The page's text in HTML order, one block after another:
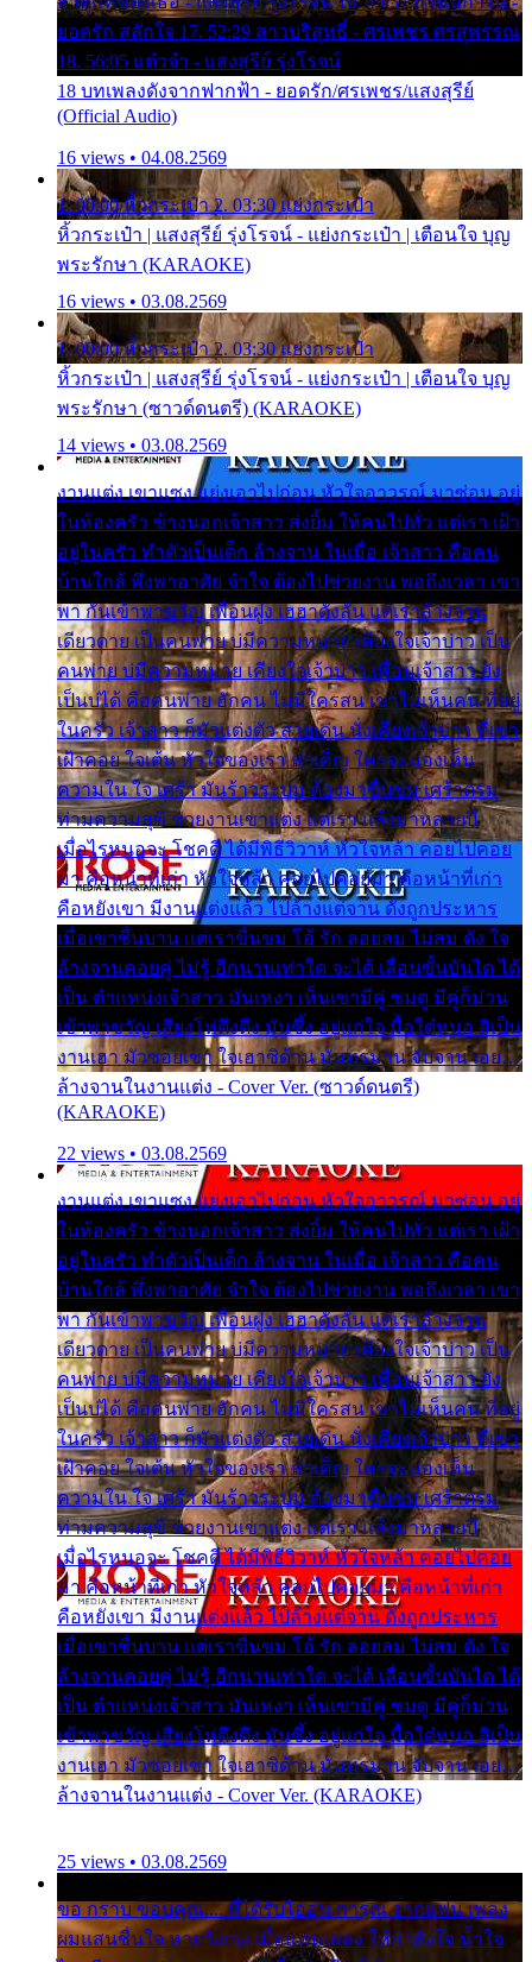
ยอดรัก สลักใจ 17. 52:29 สาวบริสุทธิ์ - ศรเพชร ศรสุพรรณ
18. 56:05 แต๋วจ๋า - แสงสุรีย์ รุ่งโรจน์
18 บทเพลงดังจากฟากฟ้า - ยอดรัก/ศรเพชร/แสงสุรีย์
(Official Audio)
16 views • 04.08.2569
1. 00:00 หิ้วกระเป๋า 2. 03:30 แย่งกระเป๋า
หิ้วกระเป๋า | แสงสุรีย์ รุ่งโรจน์ - แย่งกระเป๋า | เตือนใจ บุญ
พระรักษา (KARAOKE)
16 views • 03.08.2569
1. 00:00 หิ้วกระเป๋า 2. 03:30 แย่งกระเป๋า
หิ้วกระเป๋า | แสงสุรีย์ รุ่งโรจน์ - แย่งกระเป๋า | เตือนใจ บุญ
พระรักษา (ซาวด์ดนตรี) (KARAOKE)
14 views • 03.08.2569
งานแต่ง เขาแซง แย่งเอาไปก่อน หัวใจอาวรณ์ มาซ่อน อยู่
ในห้องครัว ข้างนอกเจ้าสาว ส่งยิ้ม ให้คนไปทั่ว แต่เรา เฝ้า
อยู่ในครัว ทำตัวเป็นเด็ก ล้างจาน ในเมื่อ เจ้าสาว คือคน
บ้านใกล้ พึ่งพาอาศัย จำใจ ต้องไปช่วยงาน พอถึงเวลา เขา
พา กันเข้าพาขวัญ เพื่อนฝูง เฮฮาดังลั่น แต่เราล้างจาน
เดียวดาย เป็นคนพ่าย บ่มีความหมาย เคียงใจเจ้าบ่าว เป็น
คนพ่าย บ่มีความหมาย เคียงใจเจ้าบ่าว เพื่อนเจ้าสาว ยัง
เป็นบ่ได้ คือคนพ่าย ฮักคน ไม่มีใครสน เขาไม่เห็นคน ที่อยู่
ในครัว เจ้าสาว ก็มัวแต่งตัว สวยเด่น นั่งเคียงเจ้าบ่าว ที่เขา
เฝ้าคอย ใจเต้น หัวใจของเรา ลำเค็ญ ใครจะมองเห็น
ความใน ใจ เศร้า มันร้าวระบม ต้องมาขื่นขม เศร้าตรม
ท่ามความสุขี ช่วยงานเขาแต่ง แต่เรา แล้งมาหลายปี
เมื่อไรหนอจะ โชคดี ได้มีพิธีวิวาห์ หัวใจหล้า คอยไปคอย
มา คือหน้าที่เก่า หัวใจหล้า คอยไปคอยมา คือหน้าที่เก่า
คือหยังเขา มีงานแต่งแล้ว ไปล้างแต่จาน ดั่งถูกประหาร
เมื่อเขาชื่นบาน แต่เราขื่นขม โอ้ รัก ลอยลม ไม่สม ดัง ใจ
ล้างจานคอยคู่ ไม่รู้ อีกนานเท่าใด จะได้ เลื่อนขั้นบันได ได้
เป็น ตำแหน่งเจ้าสาว มันเหงา เห็นเขามีคู่ ซมดู มีคู่ก็ม่วน
เข้าพาขวัญ เสียงโห่ตึงตึง มันซึ้ง อยู่แก่ใจ มื้อใด๋หนอ สิเป็น
งานเฮา มัวซอยเขา ใจเฮาซิด้าน มันทรมาน จับจาน เอย…
ล้างจานในงานแต่ง - Cover Ver. (ซาวด์ดนตรี)
(KARAOKE)
22 views • 03.08.2569
งานแต่ง เขาแซง แย่งเอาไปก่อน หัวใจอาวรณ์ มาซ่อน อยู่
ในห้องครัว ข้างนอกเจ้าสาว ส่งยิ้ม ให้คนไปทั่ว แต่เรา เฝ้า
อยู่ในครัว ทำตัวเป็นเด็ก ล้างจาน ในเมื่อ เจ้าสาว คือคน
บ้านใกล้ พึ่งพาอาศัย จำใจ ต้องไปช่วยงาน พอถึงเวลา เขา
พา กันเข้าพาขวัญ เพื่อนฝูง เฮฮาดังลั่น แต่เราล้างจาน
เดียวดาย เป็นคนพ่าย บ่มีความหมาย เคียงใจเจ้าบ่าว เป็น
คนพ่าย บ่มีความหมาย เคียงใจเจ้าบ่าว เพื่อนเจ้าสาว ยัง
เป็นบ่ได้ คือคนพ่าย ฮักคน ไม่มีใครสน เขาไม่เห็นคน ที่อยู่
ในครัว เจ้าสาว ก็มัวแต่งตัว สวยเด่น นั่งเคียงเจ้าบ่าว ที่เขา
เฝ้าคอย ใจเต้น หัวใจของเรา ลำเค็ญ ใครจะมองเห็น
ความใน ใจ เศร้า มันร้าวระบม ต้องมาขื่นขม เศร้าตรม
ท่ามความสุขี ช่วยงานเขาแต่ง แต่เรา แล้งมาหลายปี
เมื่อไรหนอจะ โชคดี ได้มีพิธีวิวาห์ หัวใจหล้า คอยไปคอย
มา คือหน้าที่เก่า หัวใจหล้า คอยไปคอยมา คือหน้าที่เก่า
คือหยังเขา มีงานแต่งแล้ว ไปล้างแต่จาน ดั่งถูกประหาร
เมื่อเขาชื่นบาน แต่เราขื่นขม โอ้ รัก ลอยลม ไม่สม ดัง ใจ
ล้างจานคอยคู่ ไม่รู้ อีกนานเท่าใด จะได้ เลื่อนขั้นบันได ได้
เป็น ตำแหน่งเจ้าสาว มันเหงา เห็นเขามีคู่ ซมดู มีคู่ก็ม่วน
เข้าพาขวัญ เสียงโห่ตึงตึง มันซึ้ง อยู่แก่ใจ มื้อใด๋หนอ สิเป็น
งานเฮา มัวซอยเขา ใจเฮาซิด้าน มันทรมาน จับจาน เอย…
ล้างจานในงานแต่ง - Cover Ver. (KARAOKE)
25 views • 03.08.2569
ขอ กราบ ขอบคุณ.... ที่ได้รับไออุ่น การุณ จากแฟน เพลง
ผมแสนชื่นใจ หายวังเวง เมื่อแฟนเพลง ให้กำลังใจ น้ำใจ